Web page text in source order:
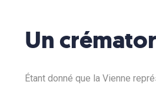
Un
Étant donné que la Vienne